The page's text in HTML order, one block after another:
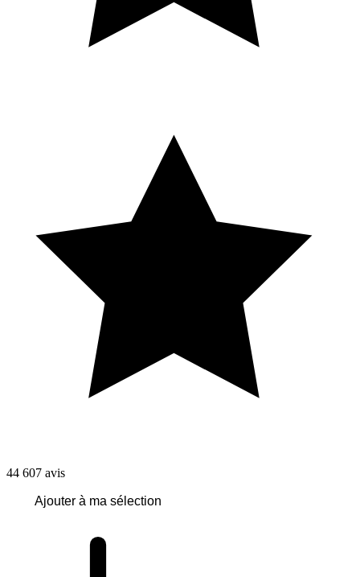
44 607 avis
Ajouter à ma sélection